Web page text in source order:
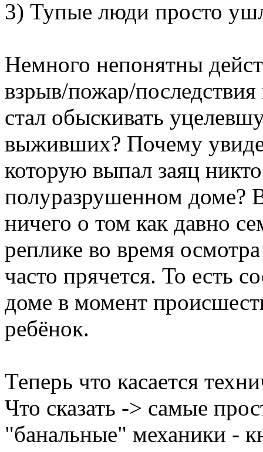
3) Тупые люди просто
Немного непонятны
взрыв/пожар/
стал обыскивать
выживших? Почему
которую выпал заяц
полуразрушенном доме?
ничего о том как давно
реплике во время
часто прячется. То есть
доме в момент
ребёнок.
Теперь что касается
Что сказать -> самые
"банальные" механики -